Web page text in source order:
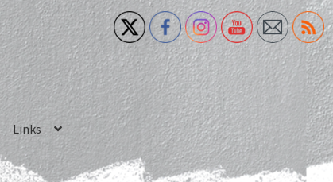
Links